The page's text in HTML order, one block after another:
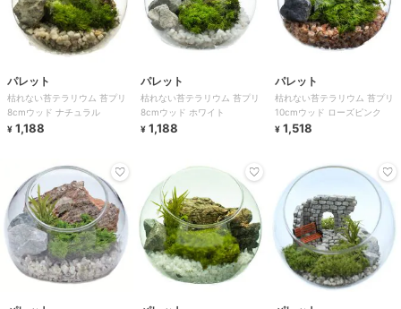
パレット
枯れない苔テラリウム 苔プリ
8cmウッド ナチュラル
¥ 1,188
パレット
枯れない苔テラリウム 苔プリ
8cmウッド ホワイト
¥ 1,188
パレット
枯れない苔テラリウム 苔プリ
10cmウッド ローズピンク
¥ 1,518